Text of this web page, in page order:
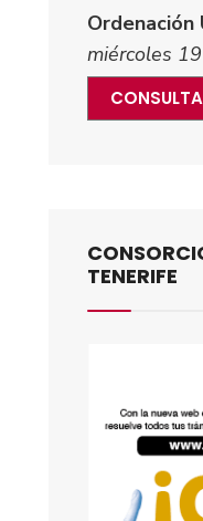
Ordenación
miércoles
TENERIFE